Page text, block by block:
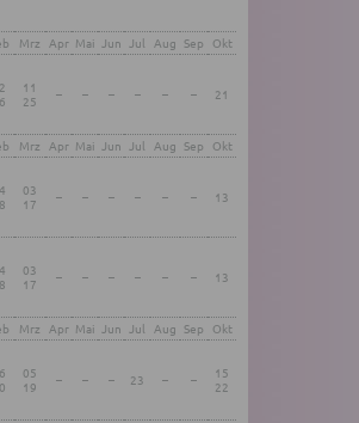
Mrz Apr Mai Jun Jul Aug Sep Okt
11
25
– – – – – – 21
Mrz Apr Mai Jun Jul Aug Sep Okt
03
17
– – – – – – 13
03
17
– – – – – – 13
Mrz Apr Mai Jun Jul Aug Sep Okt
05
19
– – – 23 – –
15
22